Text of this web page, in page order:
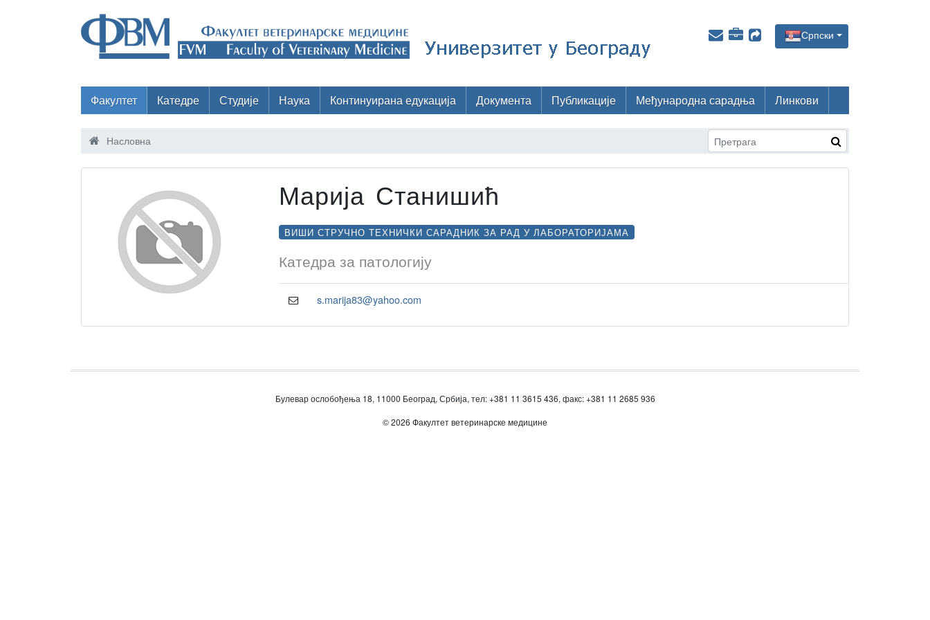
Српски
Факултет Катедре Студије Наука Континуирана едукација Документа Публикације Међународна сарадња Линкови
Насловна
Марија Станишић
ВИШИ СТРУЧНО ТЕХНИЧКИ САРАДНИК ЗА РАД У ЛАБОРАТОРИЈАМА
Катедра за патологију
s.marija83@yahoo.com
Булевар ослобођења 18, 11000 Београд, Србија, тел: +381 11 3615 436, факс: +381 11 2685 936
© 2026 Факултет ветеринарске медицине